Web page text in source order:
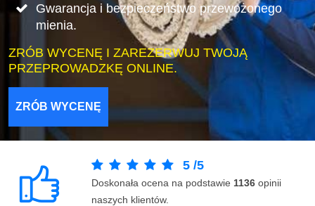
Gwarancja i bezpieczeństwo przewożonego
mienia.
ZRÓB WYCENĘ I ZAREZERWUJ TWOJĄ
PRZEPROWADZKĘ ONLINE.
ZRÓB WYCENĘ
5 /5
Doskonała ocena na podstawie 1136 opinii
naszych klientów.